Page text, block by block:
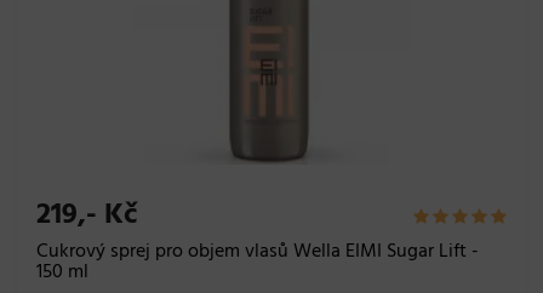
219,- Kč
Cukrový sprej pro objem vlasů Wella EIMI Sugar Lift -
150 ml